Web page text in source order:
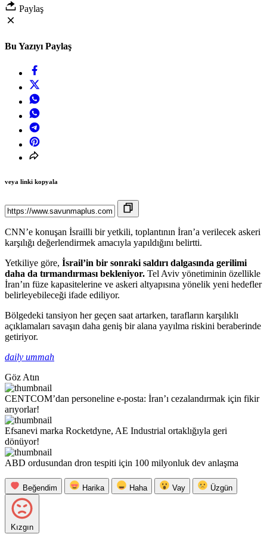
Paylaş
Bu Yazıyı Paylaş
veya linki kopyala
CNN’e konuşan İsrailli bir yetkili, toplantının İran’a verilecek askeri
karşılığı değerlendirmek amacıyla yapıldığını belirtti.
Yetkiliye göre, İsrail’in bir sonraki saldırı dalgasında gerilimi
daha da tırmandırması bekleniyor. Tel Aviv yönetiminin özellikle
İran’ın füze kapasitelerine ve askeri altyapısına yönelik yeni hedefler
belirleyebileceği ifade ediliyor.
Bölgedeki tansiyon her geçen saat artarken, tarafların karşılıklı
açıklamaları savaşın daha geniş bir alana yayılma riskini beraberinde
getiriyor.
daily ummah
Göz Atın
CENTCOM’dan personeline e-posta: İran’ı cezalandırmak için fikir
arıyorlar!
Efsanevi marka Rocketdyne, AE Industrial ortaklığıyla geri
dönüyor!
ABD ordusundan dron tespiti için 100 milyonluk dev anlaşma
Beğendim Harika Haha Vay Üzgün
Kızgın